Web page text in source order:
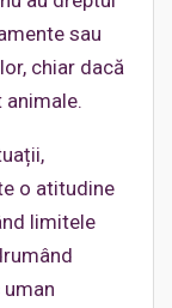
sau
chiar dacă
o atitudine
limitele